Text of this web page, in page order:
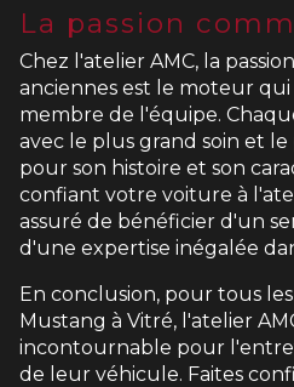
La passion
Chez l'atelier AMC, la
anciennes est le moteur
membre de l'équipe.
avec le plus grand soin et
pour son histoire et son
confiant votre voiture à
assuré de bénéficier d'un
d'une expertise inégalée
En conclusion, pour tous
Mustang à Vitré, l'atelier
incontournable pour
de leur véhicule. Faites